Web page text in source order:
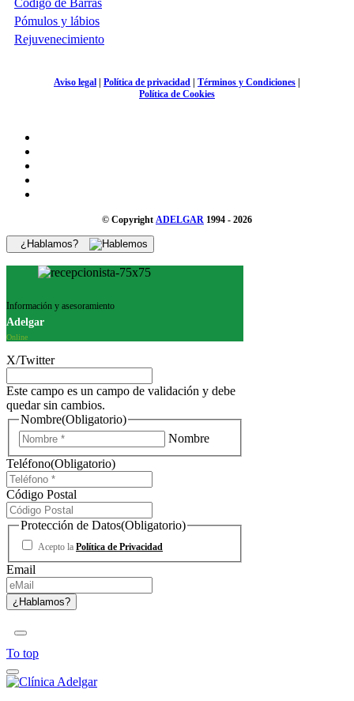
Pómulos y lábios
Rejuvenecimiento
Aviso legal | Política de privacidad | Términos y Condiciones |
Política de Cookies
© Copyright ADELGAR 1994 - 2026
¿Hablamos?
Información y asesoramiento
Adelgar
Online
X/Twitter
Este campo es un campo de validación y debe
quedar sin cambios.
Nombre(Obligatorio)
Nombre
Teléfono(Obligatorio)
Código Postal
Protección de Datos(Obligatorio)
Acepto la Política de Privacidad
Email
To top